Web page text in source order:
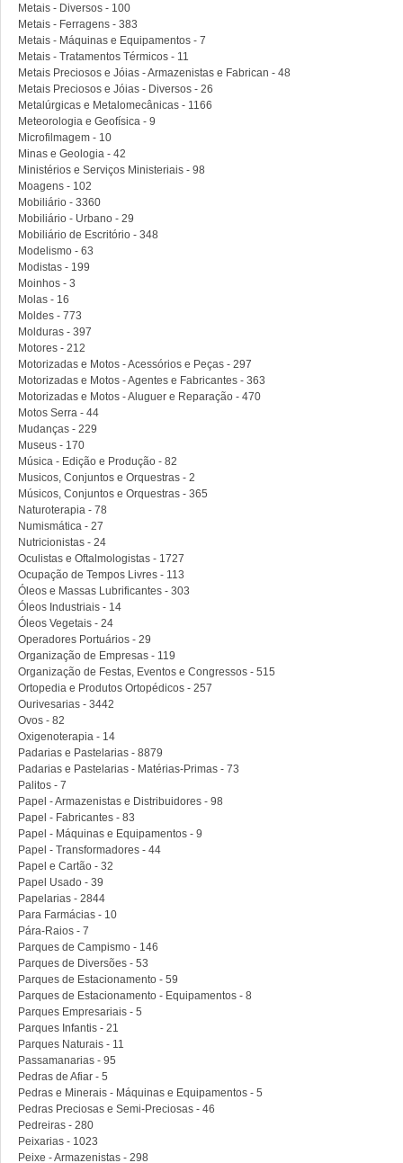
Metais - Diversos - 100
Metais - Ferragens - 383
Metais - Máquinas e Equipamentos - 7
Metais - Tratamentos Térmicos - 11
Metais Preciosos e Jóias - Armazenistas e Fabrican - 48
Metais Preciosos e Jóias - Diversos - 26
Metalúrgicas e Metalomecânicas - 1166
Meteorologia e Geofísica - 9
Microfilmagem - 10
Minas e Geologia - 42
Ministérios e Serviços Ministeriais - 98
Moagens - 102
Mobiliário - 3360
Mobiliário - Urbano - 29
Mobiliário de Escritório - 348
Modelismo - 63
Modistas - 199
Moinhos - 3
Molas - 16
Moldes - 773
Molduras - 397
Motores - 212
Motorizadas e Motos - Acessórios e Peças - 297
Motorizadas e Motos - Agentes e Fabricantes - 363
Motorizadas e Motos - Aluguer e Reparação - 470
Motos Serra - 44
Mudanças - 229
Museus - 170
Música - Edição e Produção - 82
Musicos, Conjuntos e Orquestras - 2
Músicos, Conjuntos e Orquestras - 365
Naturoterapia - 78
Numismática - 27
Nutricionistas - 24
Oculistas e Oftalmologistas - 1727
Ocupação de Tempos Livres - 113
Óleos e Massas Lubrificantes - 303
Óleos Industriais - 14
Óleos Vegetais - 24
Operadores Portuários - 29
Organização de Empresas - 119
Organização de Festas, Eventos e Congressos - 515
Ortopedia e Produtos Ortopédicos - 257
Ourivesarias - 3442
Ovos - 82
Oxigenoterapia - 14
Padarias e Pastelarias - 8879
Padarias e Pastelarias - Matérias-Primas - 73
Palitos - 7
Papel - Armazenistas e Distribuidores - 98
Papel - Fabricantes - 83
Papel - Máquinas e Equipamentos - 9
Papel - Transformadores - 44
Papel e Cartão - 32
Papel Usado - 39
Papelarias - 2844
Para Farmácias - 10
Pára-Raios - 7
Parques de Campismo - 146
Parques de Diversões - 53
Parques de Estacionamento - 59
Parques de Estacionamento - Equipamentos - 8
Parques Empresariais - 5
Parques Infantis - 21
Parques Naturais - 11
Passamanarias - 95
Pedras de Afiar - 5
Pedras e Minerais - Máquinas e Equipamentos - 5
Pedras Preciosas e Semi-Preciosas - 46
Pedreiras - 280
Peixarias - 1023
Peixe - Armazenistas - 298